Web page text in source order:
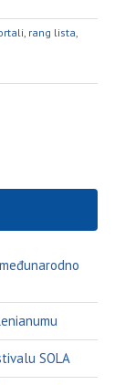
rang lista
SOLA